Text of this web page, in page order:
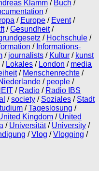
Klamm / Buch /
/
/ Europe / Event/
/Gesundheit/
/ Hochschule /
/ Informations-
/ journalists / Kultur / kunst
/ Lokales / London / media
/ Menschenrechte /
/ people /
/ Radio / Radio IBS
/society / Soziales / Stadt
/Tageslosung /
Kingdom / United
/ Universität/ University /
/Vlog /Vlogging /